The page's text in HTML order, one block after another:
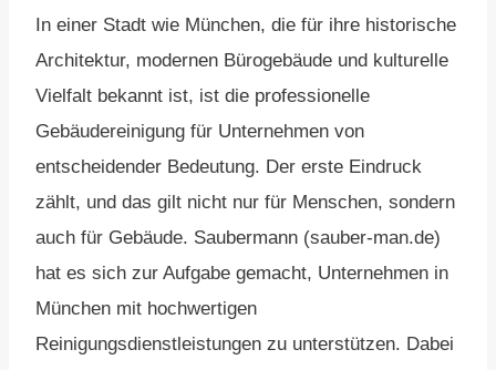
In einer Stadt wie München, die für ihre historische
Architektur, modernen Bürogebäude und kulturelle
Vielfalt bekannt ist, ist die professionelle
Gebäudereinigung für Unternehmen von
entscheidender Bedeutung. Der erste Eindruck
zählt, und das gilt nicht nur für Menschen, sondern
auch für Gebäude. Saubermann (sauber-man.de)
hat es sich zur Aufgabe gemacht, Unternehmen in
München mit hochwertigen
Reinigungsdienstleistungen zu unterstützen. Dabei